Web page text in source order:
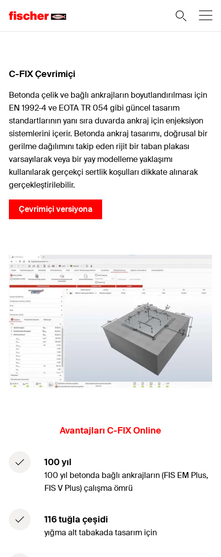
C-FIX Çevrimiçi
Betonda çelik ve bağlı ankrajların boyutlandırılması için
EN 1992-4 ve EOTA TR 054 gibi güncel tasarım
standartlarının yanı sıra duvarda ankraj için enjeksiyon
sistemlerini içerir. Betonda ankraj tasarımı, doğrusal bir
gerilme dağılımını takip eden rijit bir taban plakası
varsayılarak veya bir yay modelleme yaklaşımı
kullanılarak gerçekçi sertlik koşulları dikkate alınarak
gerçekleştirilebilir.
Çevrimiçi versiyona
Avantajları C-FIX Online
100 yıl
100 yıl betonda bağlı ankrajların (FIS EM Plus,
FIS V Plus) çalışma ömrü
116 tuğla çeşidi
yığma alt tabakada tasarım için